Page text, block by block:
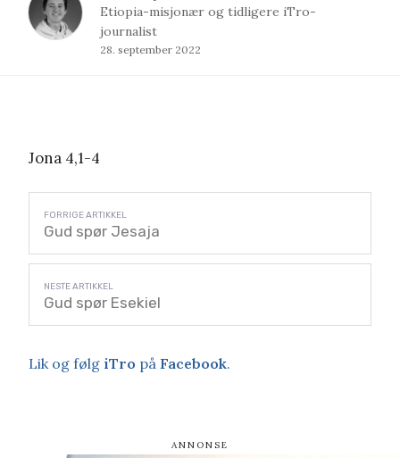
Etiopia-misjonær og tidligere iTro-
journalist
28. september 2022
Jona 4,1-4
Gud spør Jesaja
Gud spør Esekiel
Lik og følg iTro på Facebook.